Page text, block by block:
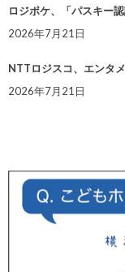
ロジポケ、「パスキー
2026年7月21日
NTTロジスコ、エンタ
2026年7月21日